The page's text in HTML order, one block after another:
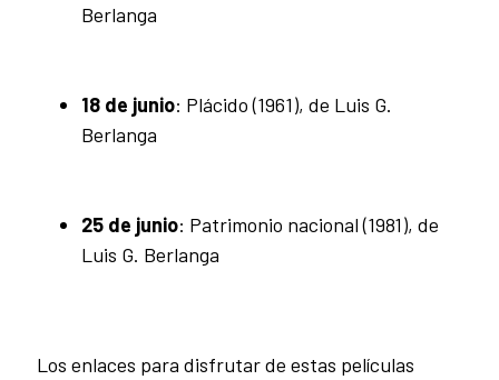
Berlanga
18 de junio: Plácido (1961), de Luis G.
Berlanga
25 de junio: Patrimonio nacional (1981), de
Luis G. Berlanga
Los enlaces para disfrutar de estas películas